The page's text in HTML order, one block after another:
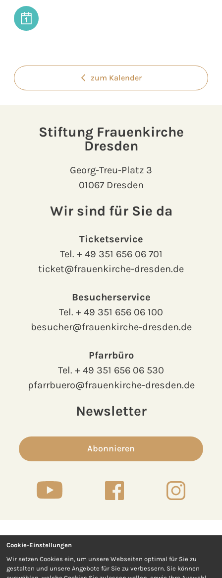
zum Kalender
Stiftung Frauenkirche
Dresden
Georg-Treu-Platz 3
01067 Dresden
Wir sind für Sie da
Ticketservice
Tel. + 49 351 656 06 701
ticket@frauenkirche-dresden.de
Besucherservice
Tel. + 49 351 656 06 100
besucher@frauenkirche-dresden.de
Pfarrbüro
Tel. + 49 351 656 06 530
pfarrbuero@frauenkirche-dresden.de
Newsletter
Abonnieren
Kontakt
Impressum Datenschutz
Cookie-Einstellungen
Wir setzen Cookies ein, um unsere Webseiten optimal für Sie zu
gestalten und unsere Angebote für Sie zu verbessern. Sie können